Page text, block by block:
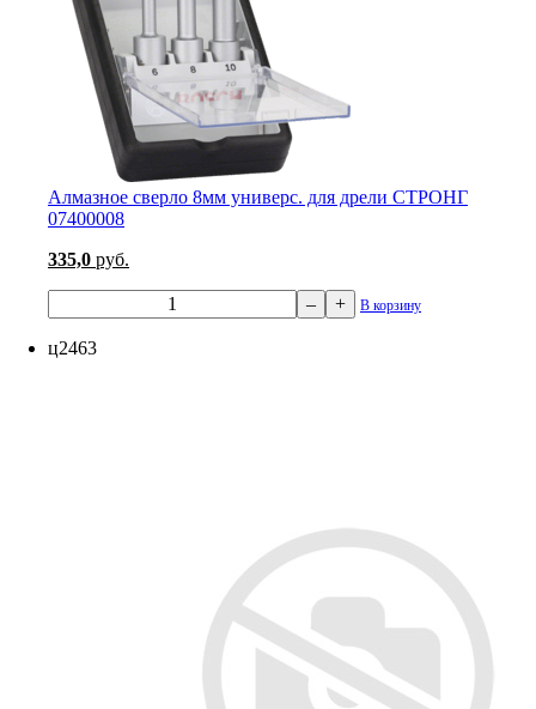
Алмазное сверло 8мм универс. для дрели СТРОНГ
07400008
335,0 руб.
– + В корзину
ц2463